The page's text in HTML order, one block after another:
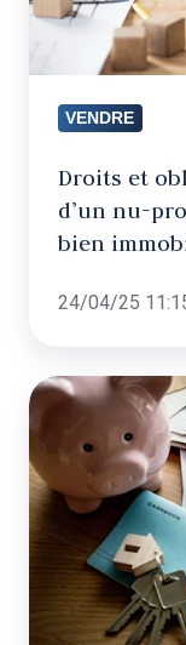
nu-
propriétaire
pour
d’un
bien
immobilier
VENDRE
Droits et
d’un nu-
bien
24/04/25
Les
étapes
à
suivre
pour
vendre